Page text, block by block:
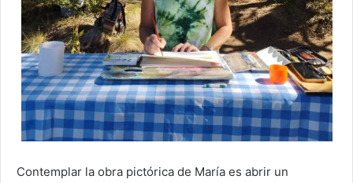
Contemplar la obra pictórica de María es abrir un